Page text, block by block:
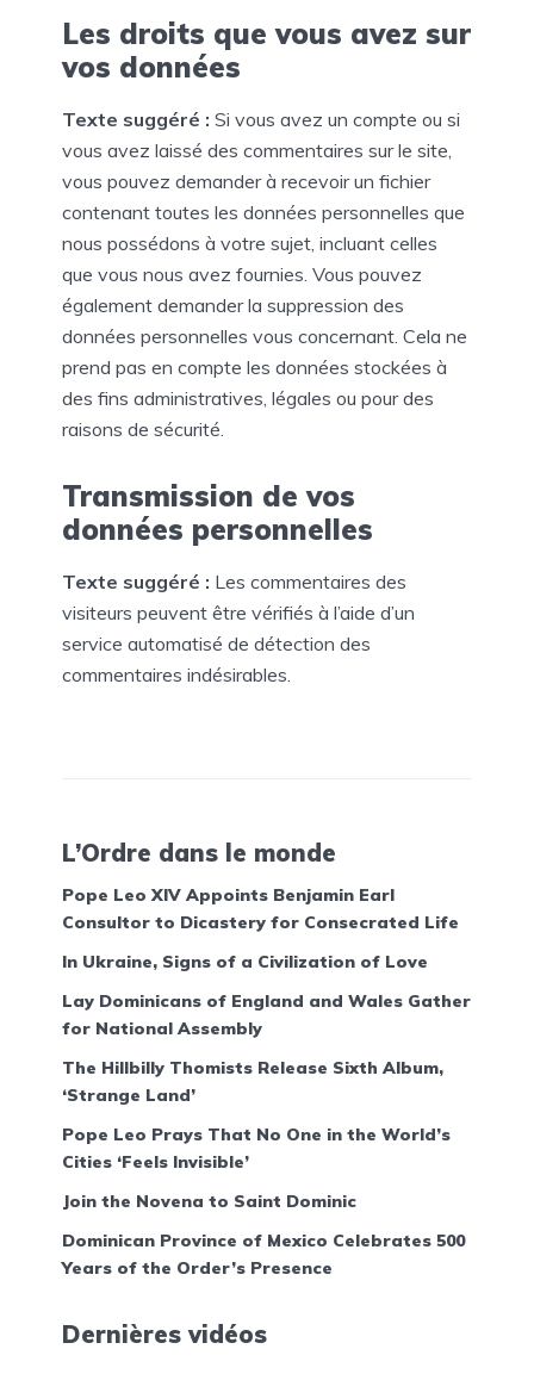
Les droits que vous avez sur
vos données
Texte suggéré : Si vous avez un compte ou si
vous avez laissé des commentaires sur le site,
vous pouvez demander à recevoir un fichier
contenant toutes les données personnelles que
nous possédons à votre sujet, incluant celles
que vous nous avez fournies. Vous pouvez
également demander la suppression des
données personnelles vous concernant. Cela ne
prend pas en compte les données stockées à
des fins administratives, légales ou pour des
raisons de sécurité.
Transmission de vos
données personnelles
Texte suggéré : Les commentaires des
visiteurs peuvent être vérifiés à l’aide d’un
service automatisé de détection des
commentaires indésirables.
L’Ordre dans le monde
Pope Leo XIV Appoints Benjamin Earl
Consultor to Dicastery for Consecrated Life
In Ukraine, Signs of a Civilization of Love
Lay Dominicans of England and Wales Gather
for National Assembly
The Hillbilly Thomists Release Sixth Album,
‘Strange Land’
Pope Leo Prays That No One in the World’s
Cities ‘Feels Invisible’
Join the Novena to Saint Dominic
Dominican Province of Mexico Celebrates 500
Years of the Order’s Presence
Dernières vidéos